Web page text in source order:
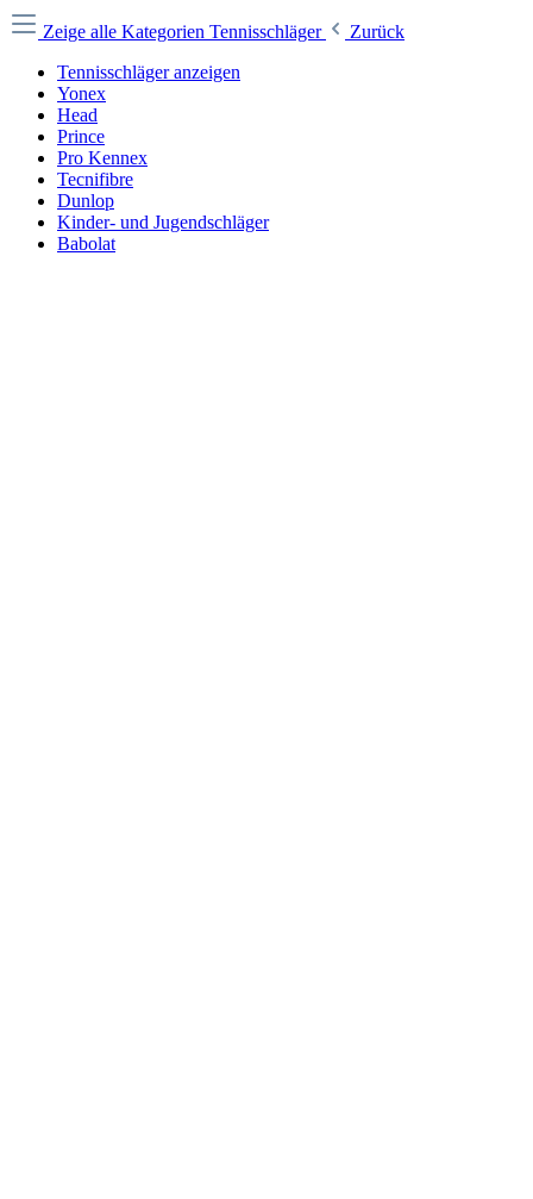
Zeige alle Kategorien Tennisschläger
Zurück
Tennisschläger anzeigen
Yonex
Head
Prince
Pro Kennex
Tecnifibre
Dunlop
Kinder- und Jugendschläger
Babolat